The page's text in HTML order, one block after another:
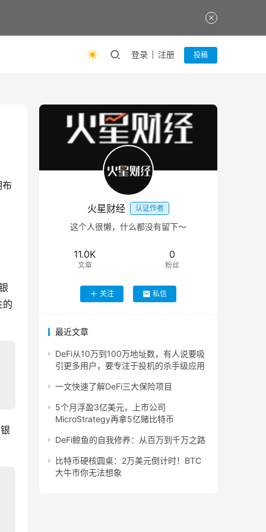
登录 注册 投稿
的
火星财经 认证作者
这个人很懒，什么都没有留下～
11.0K
文章
0
粉丝
关注 私信
最近文章
DeFi从10万到100万地址数，有人说要吸
引更多用户，要专注于投机的杀手级应用
一文快速了解DeFi三大保险项目
5个月浮盈3亿美元，上市公司
MicroStrategy再拿5亿赌比特币
DeFi鲸鱼的自我修养：从百万到千万之路
比特币硬核圆桌：2万美元倒计时！BTC
大牛市你无法想象